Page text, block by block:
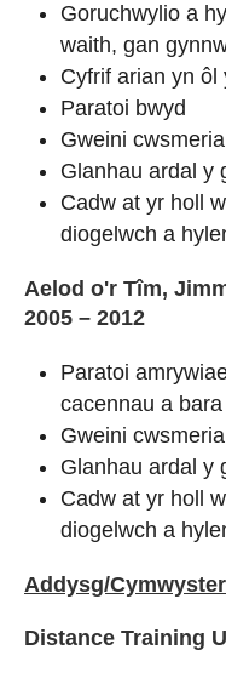
Goruchwylio a
waith, gan
Cyfrif arian yn ôl
Paratoi bwyd
Gweini
Glanhau ardal y
Cadw at yr holl
diogelwch a
Aelod o'r Tîm,
2005 – 2012
Paratoi
cacennau a bara
Gweini
Glanhau ardal y
Cadw at yr holl
diogelwch a
Addysg/
Distance Training